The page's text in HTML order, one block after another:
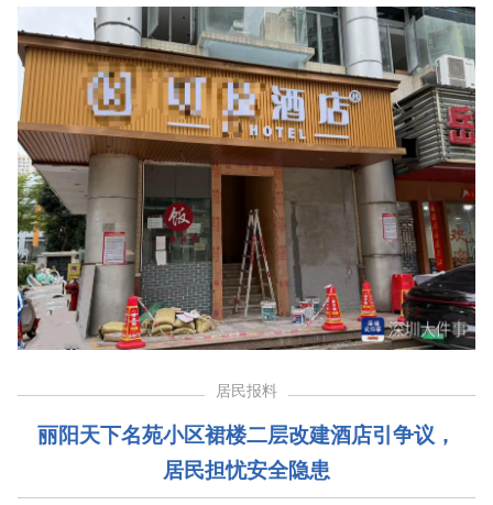
居民报料
丽阳天下名苑小区裙楼二层改建酒店引争议，
居民担忧安全隐患